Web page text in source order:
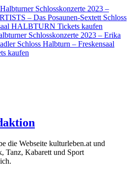
Halbturner Schlosskonzerte 2023 –
– Das Posaunen-Sextett Schloss
HALBTURN Tickets kaufen
Schlosskonzerte 2023 – Erika
Schloss Halbturn – Freskensaal
kaufen
die Webseite kulturleben.at und
Tanz, Kabarett und Sport